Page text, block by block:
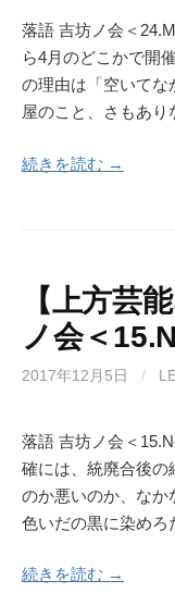
落語 吉坊ノ会＜
ら4月のどこかで開
の理由は「空いてな
屋のこと、さもあ
続きを読む →
【上方芸
ノ会＜
2017年12月5日 /
落語 吉坊ノ会＜
確には、統廃合後の
のか悪いのか、なか
色いだの黒に染め
続きを読む →